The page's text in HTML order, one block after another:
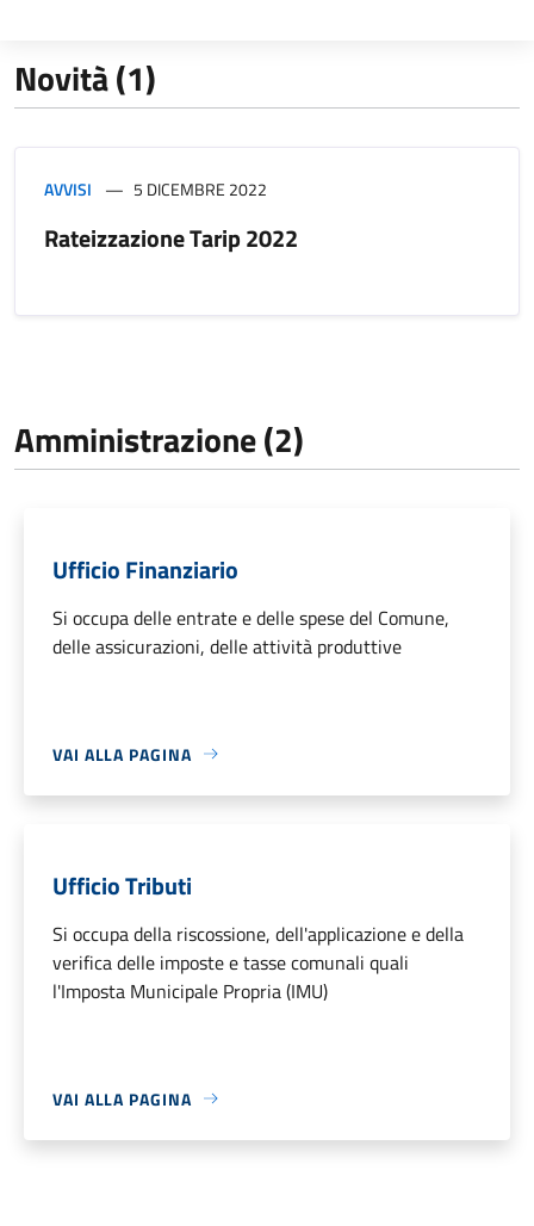
Novità (1)
AVVISI 5 DICEMBRE 2022
Rateizzazione Tarip 2022
Amministrazione (2)
Ufficio Finanziario
Si occupa delle entrate e delle spese del Comune,
delle assicurazioni, delle attività produttive
VAI ALLA PAGINA
Ufficio Tributi
Si occupa della riscossione, dell'applicazione e della
verifica delle imposte e tasse comunali quali
l'Imposta Municipale Propria (IMU)
VAI ALLA PAGINA